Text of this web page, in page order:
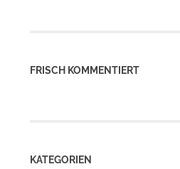
FRISCH KOMMENTIERT
KATEGORIEN